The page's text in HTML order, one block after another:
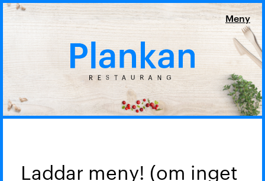
Laddar meny! (om inget